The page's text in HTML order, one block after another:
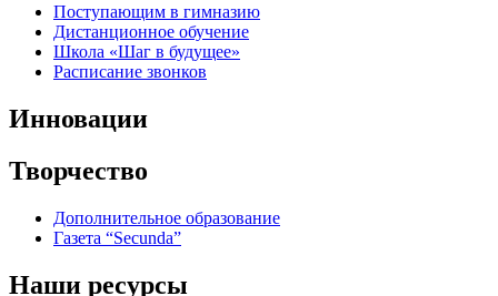
Поступающим в гимназию
Дистанционное обучение
Школа «Шаг в будущее»
Расписание звонков
Инновации
Творчество
Дополнительное образование
Газета “Secunda”
Наши ресурсы